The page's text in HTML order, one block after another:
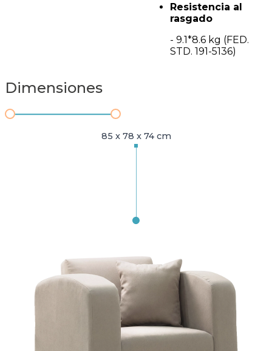
Resistencia al
rasgado
- 9.1*8.6 kg (FED.
STD. 191-5136)
Dimensiones
85 x 78 x 74 cm